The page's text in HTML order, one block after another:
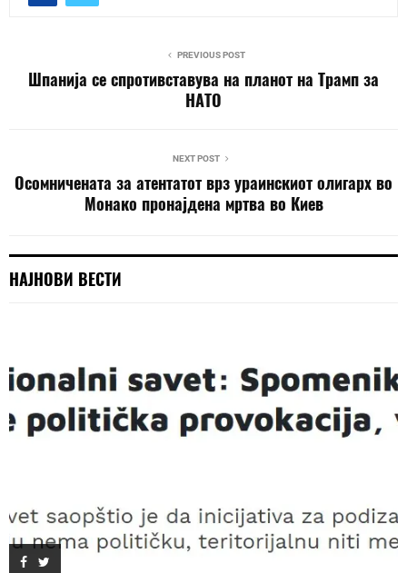
PREVIOUS POST
Шпанија се спротивставува на планот на Трамп за
НАТО
NEXT POST
Осомничената за атентатот врз ураинскиот олигарх во
Монако пронајдена мртва во Киев
НАЈНОВИ ВЕСТИ